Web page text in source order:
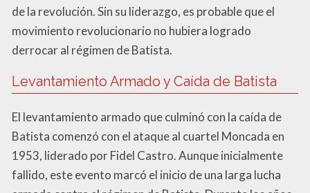
de la revolución. Sin su liderazgo, es probable que el
movimiento revolucionario no hubiera logrado
derrocar al régimen de Batista.
Levantamiento Armado y Caída de Batista
El levantamiento armado que culminó con la caída de
Batista comenzó con el ataque al cuartel Moncada en
1953, liderado por Fidel Castro. Aunque inicialmente
fallido, este evento marcó el inicio de una larga lucha